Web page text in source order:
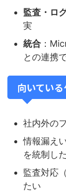
監査・ロ
実
統合 ：
との連携
向いてい
社内外の
情報漏え
を統制し
監査対応
たい